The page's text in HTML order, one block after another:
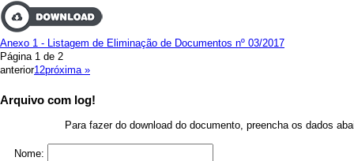
Anexo 1 - Listagem de Eliminação de Documentos nº 03/2017
Página 1 de 2
anterior12próxima »
Arquivo com log!
Para fazer do download do documento, preencha os dados
Nome: